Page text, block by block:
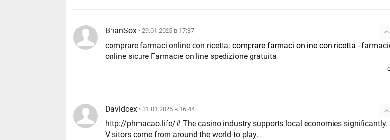
BrianSox • 29.01.2025 в 17:37
comprare farmaci online con ricetta:comprare farmaci online con ricetta -
online sicure Farmacie on line spedizione gratuita
Davidcex • 31.01.2025 в 16:44
http://phmacao.life/# The casino industry supports local economies significantly.
Visitors come from around the world to play.